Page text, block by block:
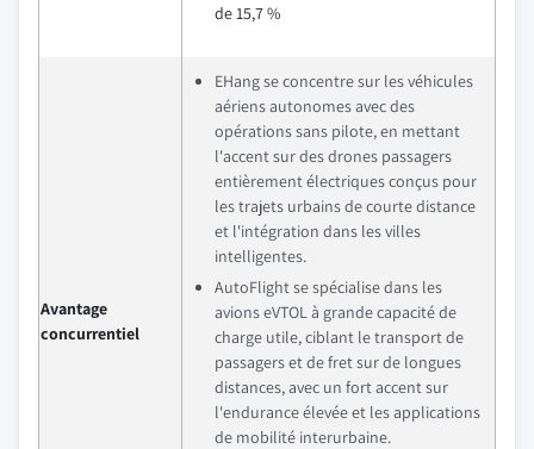
de 15,7 %
Avantage
concurrentiel
EHang se concentre sur les véhicules
aériens autonomes avec des
opérations sans pilote, en mettant
l'accent sur des drones passagers
entièrement électriques conçus pour
les trajets urbains de courte distance
et l'intégration dans les villes
intelligentes.
AutoFlight se spécialise dans les
avions eVTOL à grande capacité de
charge utile, ciblant le transport de
passagers et de fret sur de longues
distances, avec un fort accent sur
l'endurance élevée et les applications
de mobilité interurbaine.